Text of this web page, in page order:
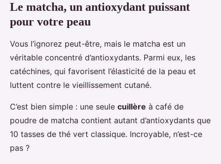
Le matcha, un antioxydant puissant
pour votre peau
Vous l’ignorez peut-être, mais le matcha est un
véritable concentré d’antioxydants. Parmi eux, les
catéchines, qui favorisent l’élasticité de la peau et
luttent contre le vieillissement cutané.
C’est bien simple : une seule cuillère à café de
poudre de matcha contient autant d’antioxydants que
10 tasses de thé vert classique. Incroyable, n’est-ce
pas ?